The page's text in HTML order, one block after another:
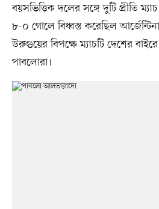
বয়সভিত্তিক দলের সঙ্গে দুটি প্রীতি
৮-০ গোলে বিধ্বস্ত করেছিল
উরুগুয়ের বিপক্ষে ম্যাচটি দেশের
পাবলোরা।